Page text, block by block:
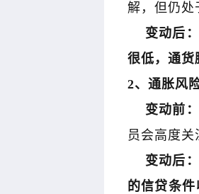
解，但仍处
变动后：
很低，通货
2、通胀风
变动前：
员会高度关
变动后：
的信贷条